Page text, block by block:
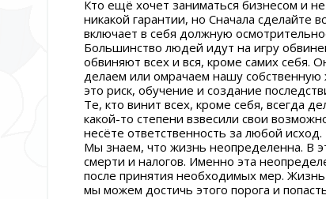
Кто ещё хочет заниматься бизнесом и
никакой гарантии, но Сначала сделайте
включает в себя должную
Большинство людей идут на игру
обвиняют всех и вся, кроме самих себя.
делаем или омрачаем нашу
это риск, обучение и создание
Те, кто винит всех, кроме себя, всегда
какой-то степени взвесили свои
несёте ответственность за любой исход.
Мы знаем, что жизнь неопределенна. В
смерти и налогов. Именно эта
после принятия необходимых мер.
мы можем достичь этого порога и